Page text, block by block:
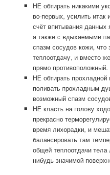
НЕ обтирать никакими
во-первых, усилить
счёт впитывания
а также с вдыхаемыми
спазм сосудов кожи, что
теплоотдачу, и вместо
прямо противоположный.
НЕ обтирать
поливать прохладным
возможный спазм
НЕ класть на голову
прекрасно
время лихорадки, и
балансировать там
общей теплоотдачи тела
нибудь значимой